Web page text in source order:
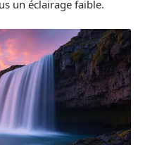
un éclairage faible.